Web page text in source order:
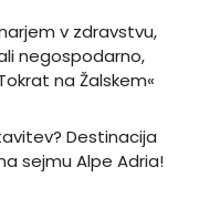
v zdravstvu,
negospodarno,
na Žalskem«
Destinacija
sejmu Alpe Adria!